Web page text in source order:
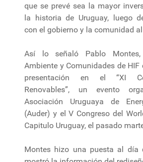
que se prevé sea la mayor
la historia de Uruguay, luego
con el gobierno y la comunidad
Así lo señaló Pablo
Ambiente y Comunidades de HIF
presentación en el “XI
Renovables”, un evento
Asociación Uruguaya de
(Auder) y el V Congreso del
Capitulo Uruguay, el pasado
Montes hizo una puesta al día